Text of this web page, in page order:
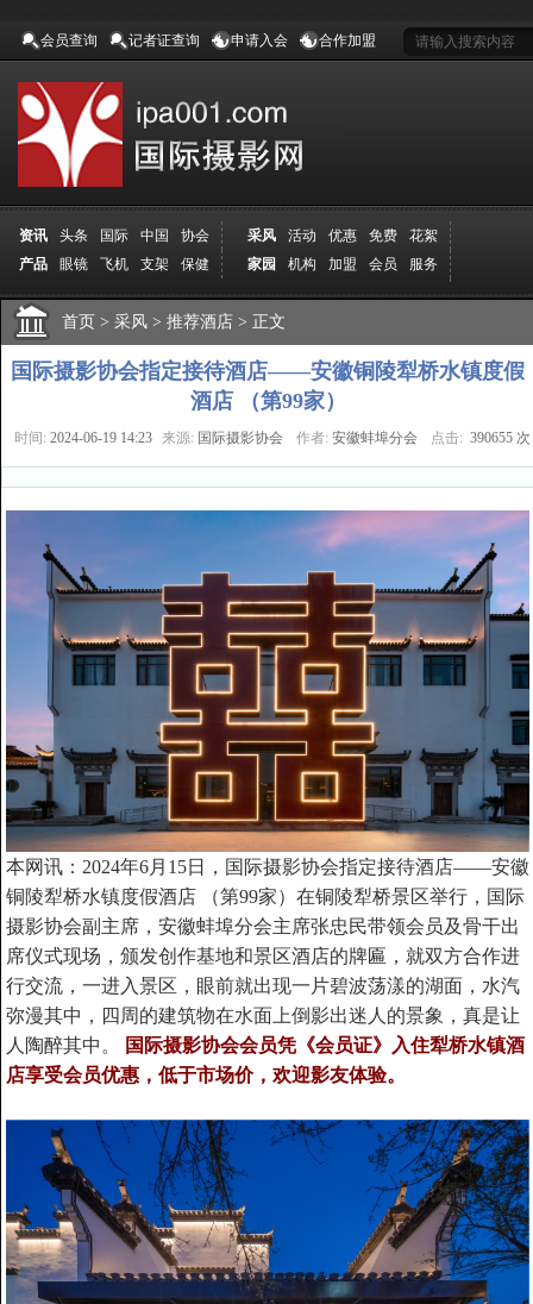
会员查询 记者证查询 申请入会 合作加盟
资讯 头条 国际 中国 协会 采风 活动 优惠 免费
花絮
产品
眼镜 飞机 支架 保健 家园 机构 加盟 会员
服务
地方
吉林 广西 山东 加拿大 空间 认证 寻友 发图
分享
学院
分院 导师 课程 报名 商城
媒体
记者 报纸 杂志 视频 展赛 赛事 展馆 直通车 更多
首页 > 采风 > 推荐酒店 > 正文
国际摄影协会指定接待酒店——安徽铜陵犁桥水镇度假
酒店 （第99家）
时间: 2024-06-19 14:23 来源: 国际摄影协会 作者: 安徽蚌埠分会 点击: 390655 次
本网讯：2024年6月15日，国际摄影协会指定接待酒店——安徽
铜陵犁桥水镇度假酒店 （第99家）在铜陵犁桥景区举行，国际
摄影协会副主席，安徽蚌埠分会主席张忠民带领会员及骨干出
席仪式现场，颁发创作基地和景区酒店的牌匾，就双方合作进
行交流，一进入景区，眼前就出现一片碧波荡漾的湖面，水汽
弥漫其中，四周的建筑物在水面上倒影出迷人的景象，真是让
人陶醉其中。
国际摄影协会会员凭《会员证》入住犁桥水镇酒
店享受会员优惠，低于市场价，欢迎影友体验。